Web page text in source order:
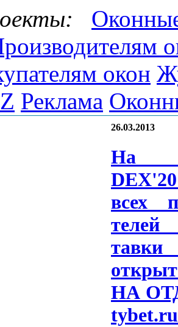
окон
Реклама
26.03.2013
На
всех
тавки
НА